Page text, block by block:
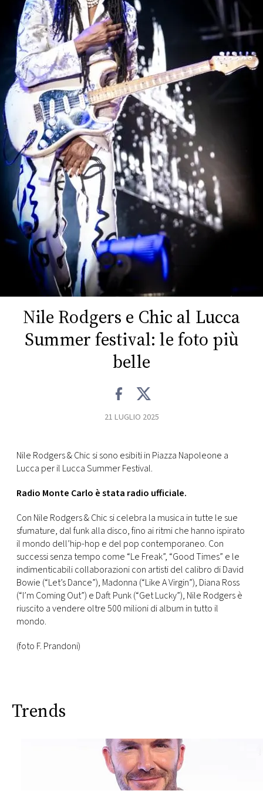
FOTO
CONCORSI
EVENTI
VIDEO
TV
PRINCIPATO
DI
MONACO
RMC
CONSIGLIA
Nile Rodgers e Chic al Lucca
Summer festival: le foto più
belle
21 LUGLIO 2025
Nile Rodgers & Chic si sono esibiti in Piazza Napoleone a
Lucca per il Lucca Summer Festival.
Radio Monte Carlo è stata radio ufficiale.
Con Nile Rodgers & Chic si celebra la musica in tutte le sue
sfumature, dal funk alla disco, fino ai ritmi che hanno ispirato
il mondo dell’hip-hop e del pop contemporaneo. Con
successi senza tempo come “Le Freak”, “Good Times” e le
indimenticabili collaborazioni con artisti del calibro di David
Bowie (“Let’s Dance”), Madonna (“Like A Virgin”), Diana Ross
(“I’m Coming Out”) e Daft Punk (“Get Lucky”), Nile Rodgers è
riuscito a vendere oltre 500 milioni di album in tutto il
mondo.
(foto F. Prandoni)
Trends